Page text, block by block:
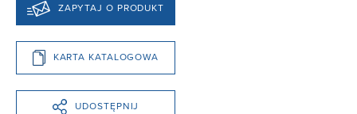
ZAPYTAJ O PRODUKT
KARTA KATALOGOWA
UDOSTĘPNIJ